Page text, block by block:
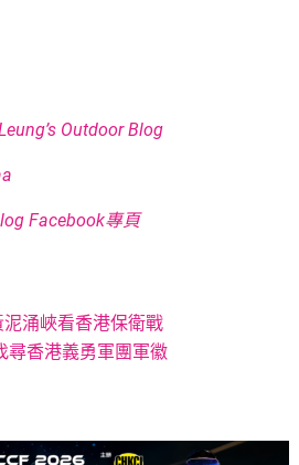
Outdoor Blog
Facebook專頁
涌峽看香港保衛戰
尋香港義勇軍團軍徽